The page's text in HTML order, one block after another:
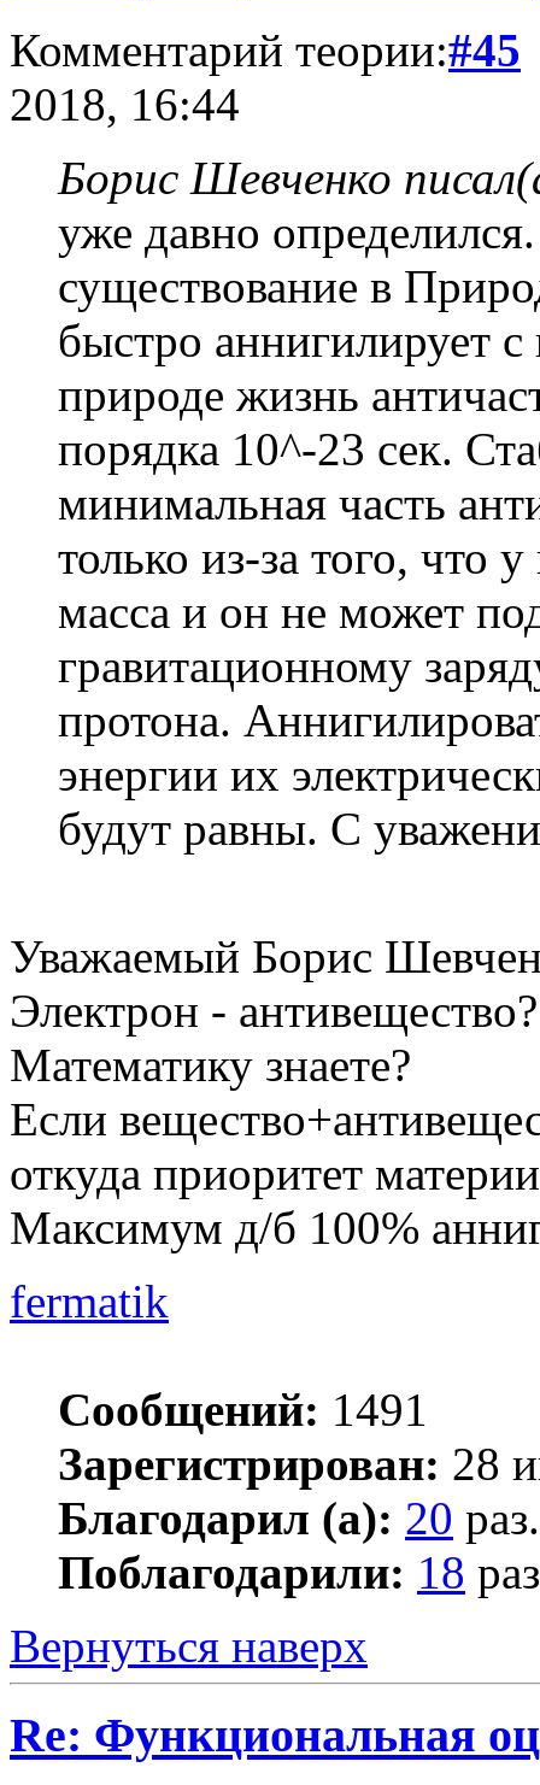
Комментарий теории:#45
2018, 16:44
Борис Шевченко
уже давно
существование в
быстро аннигилирует
природе жизнь
порядка 10^-23 сек.
минимальная часть
только из-за того, что
масса и он не может
гравитационному
протона.
энергии их
будут равны. С
Уважаемый Борис
Электрон -
Математику знаете?
Если
откуда приоритет
Максимум д/б 100%
fermatik
Сообщений: 1491
Зарегистрирован: 28
Благодарил (а): 20 раз.
Поблагодарили: 18
Вернуться наверх
Re: Функциональная